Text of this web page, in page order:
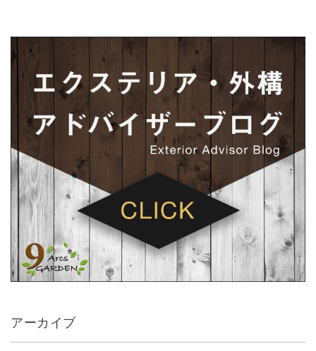
アーカイブ